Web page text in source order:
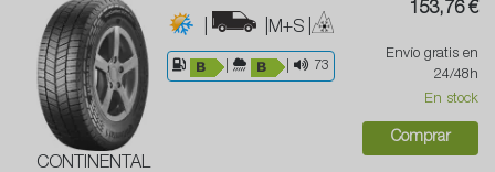
CONTINENTAL
| |M+S |
73
153,76 €
Envío gratis en
24/48h
En stock
Comprar